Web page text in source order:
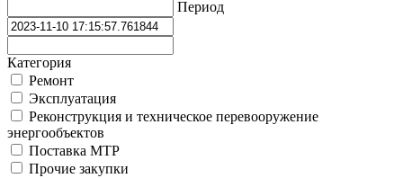
Период
Категория
Ремонт
Эксплуатация
Реконструкция и техническое перевооружение
энергообъектов
Поставка МТР
Прочие закупки